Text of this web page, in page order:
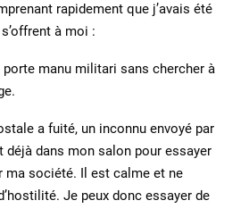
rapidement que j’avais été
à moi :
manu militari sans chercher à
a fuité, un inconnu envoyé par
déjà dans mon salon pour essayer
ma société. Il est calme et ne
Je peux donc essayer de